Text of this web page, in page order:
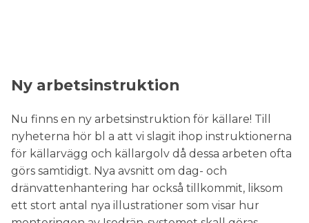
Ny arbetsinstruktion
Nu finns en ny arbetsinstruktion för källare! Till
nyheterna hör bl a att vi slagit ihop instruktionerna
för källarvägg och källargolv då dessa arbeten ofta
görs samtidigt. Nya avsnitt om dag- och
dränvattenhantering har också tillkommit, liksom
ett stort antal nya illustrationer som visar hur